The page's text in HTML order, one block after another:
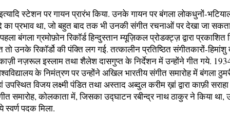
स्टेशन पर गायन प्रारंभ किया. उनके गायन पर बंगला लोकधुनों-
का प्रभाव था, जो बहुत बाद तक भी उनकी संगीत रचनाओं पर देखा जा
बंगला ग्रमोफ़ोन रिकाॅर्ड हिन्दुस्तान म्यूज़िकल प्रोडक्ट्ज़ द्वारा प्रकाशित
उनके रिकाॅर्डो की पंक्ति लग गई. तत्कालीन प्रतिष्ठित संगीतकारों-हिमांशु
नज़रूल इस्लाम तथा शैलेश दासगुप्त के निर्देशन में उन्होंने गीत गये.
के निमंत्रण पर उन्होंने अखिल भारतीय संगीत समारोह में बंगला
उपस्थित विजय लक्ष्मी पंडित तथा अस्ताद अब्दुल करीम ख़ां द्वारा काफ़ी
समारोह, कोलकाता में, जिसका उद्घाटन रबीन्द्र नाथ ठाकुर ने किया था,
स्वर्ण पदक मिला.